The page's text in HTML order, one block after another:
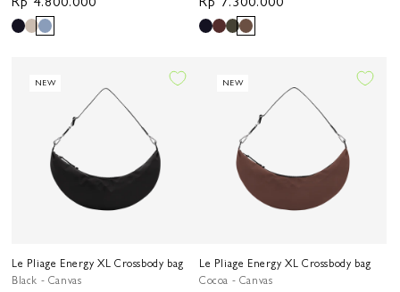
Harga
reguler
Rp 4.800.000
Harga
reguler
Rp 7.300.000
NEW
Le Pliage Energy XL Crossbody bag
Black - Canvas
NEW
Le Pliage Energy XL Crossbody bag
Cocoa - Canvas